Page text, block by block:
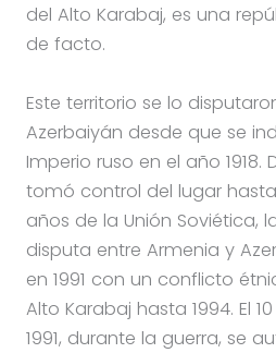
del Alto Karabaj, es una
de facto.
Este territorio se lo
Azerbaiyán desde que se
Imperio ruso en el año 1918.
tomó control del lugar
años de la Unión Soviética,
disputa entre Armenia y
en 1991 con un conflicto
Alto Karabaj hasta 1994. El
1991, durante la guerra, se